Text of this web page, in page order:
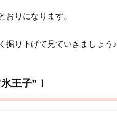
おりになります。
掘り下げて見ていきましょう♪
王子”！